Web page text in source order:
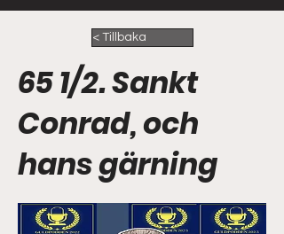
< Tillbaka
65 1/2. Sankt
Conrad, och
hans gärning